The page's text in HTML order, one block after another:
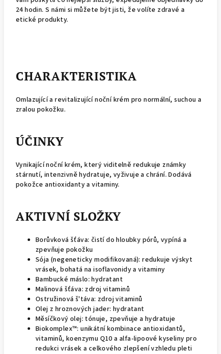
24 hodin. S námi si můžete být jisti, že volíte zdravé a
etické produkty.
CHARAKTERISTIKA
Omlazující a revitalizující noční krém pro normální, suchou a
zralou pokožku.
ÚČINKY
Vynikající noční krém, který viditelně redukuje známky
stárnutí, intenzivně hydratuje, vyživuje a chrání. Dodává
pokožce antioxidanty a vitaminy.
AKTIVNÍ SLOŽKY
Borůvková šťáva: čistí do hloubky pórů, vypíná a
zpevňuje pokožku
Sója (negeneticky modifikovaná): redukuje výskyt
vrásek, bohatá na isoflavonidy a vitaminy
Bambucké máslo: hydratant
Malinová šťáva: zdroj vitaminů
Ostružinová š'táva: zdroj vitaminů
Olej z hroznových jader: hydratant
Měsíčkový olej: tónuje, zpevňuje a hydratuje
Biokomplex™: unikátní kombinace antioxidantů,
vitaminů, koenzymu Q10 a alfa-lipoové kyseliny pro
redukci vrásek a celkového zlepšení vzhledu pleti